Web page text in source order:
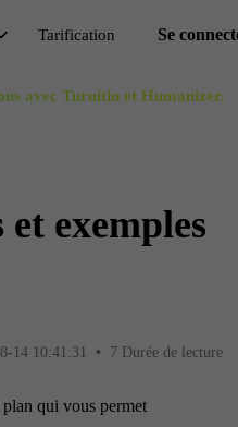
Humaniser une dissertation
Reformulateur de phrases
Vérificateur d'essai
Outil de paraphrase
Tarification Se
avec Turnitin et Humanizer.
exemples
14 10:41:31 • 7 Durée de lecture
qui vous permet